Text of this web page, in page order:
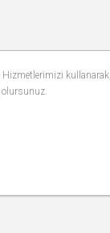
Hizmetlerimizi kullanarak,
olursunuz.